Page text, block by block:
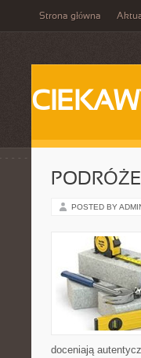
Strona główna
POSTED BY
doceniają